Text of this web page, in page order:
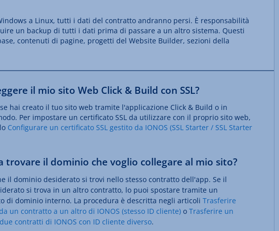
a Linux, tutti i dati del contratto andranno persi. È responsabilità
un backup di tutti i dati prima di passare a un altro sistema. Questi
contenuti di pagine, progetti del Website Builder, sezioni della
il mio sito Web Click & Build con SSL?
hai creato il tuo sito web tramite l'applicazione Click & Build o in
Per impostare un certificato SSL da utilizzare con il proprio sito web,
Configurare un certificato SSL gestito da IONOS (SSL Starter / SSL Starter
trovare il dominio che voglio collegare al mio sito?
il dominio desiderato si trovi nello stesso contratto dell'app. Se il
si trova in un altro contratto, lo puoi spostare tramite un
di dominio interno. La procedura è descritta negli articoli Trasferire
un contratto a un altro di IONOS (stesso ID cliente) o Trasferire un
contratti di IONOS con ID cliente diverso.